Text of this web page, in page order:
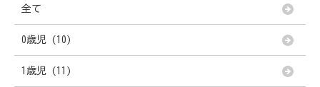
全て
0歳児 (10)
1歳児 (11)